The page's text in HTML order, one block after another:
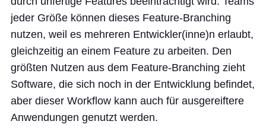
jeder Größe können dieses Feature-Branching
nutzen, weil es mehreren Entwickler(inne)n erlaubt,
gleichzeitig an einem Feature zu arbeiten. Den
größten Nutzen aus dem Feature-Branching zieht
Software, die sich noch in der Entwicklung befindet,
aber dieser Workflow kann auch für ausgereiftere
Anwendungen genutzt werden.